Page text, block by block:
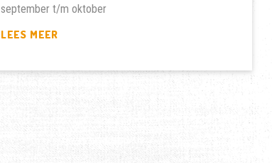
september t/m oktober
LEES MEER
KITESURFEN
FRIESLAND